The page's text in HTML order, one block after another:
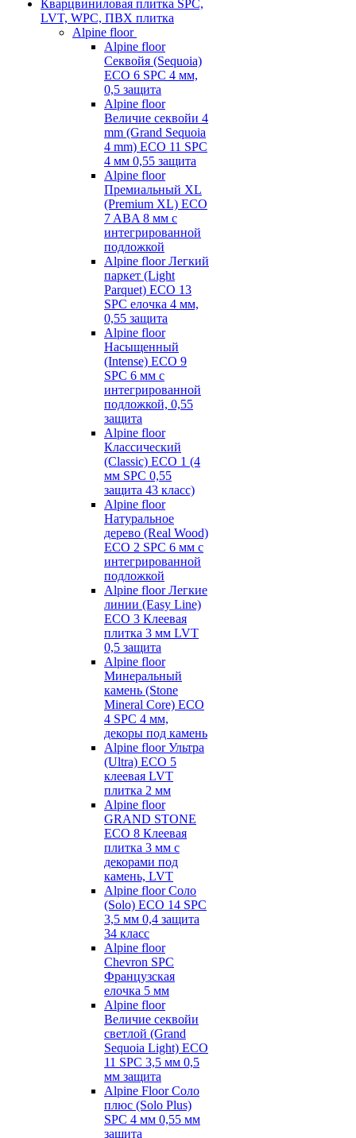
Кварцвиниловая плитка SPC,
LVT, WPC, ПВХ плитка
Alpine floor
Alpine floor
Секвойя (Sequoia)
ECO 6 SPC 4 мм,
0,5 защита
Alpine floor
Величие секвойи 4
mm (Grand Sequoia
4 mm) ECO 11 SPC
4 мм 0,55 защита
Alpine floor
Премиальный XL
(Premium XL) ECO
7 ABA 8 мм с
интегрированной
подложкой
Alpine floor Легкий
паркет (Light
Parquet) ECO 13
SPC елочка 4 мм,
0,55 защита
Alpine floor
Насыщенный
(Intense) ECO 9
SPC 6 мм с
интегрированной
подложкой, 0,55
защита
Alpine floor
Классический
(Classic) ECO 1 (4
мм SPC 0,55
защита 43 класс)
Alpine floor
Натуральное
дерево (Real Wood)
ECO 2 SPC 6 мм с
интегрированной
подложкой
Alpine floor Легкие
линии (Easy Line)
ECO 3 Клеевая
плитка 3 мм LVT
0,5 защита
Alpine floor
Минеральный
камень (Stone
Mineral Core) ECO
4 SPC 4 мм,
декоры под камень
Alpine floor Ультра
(Ultra) ECO 5
клеевая LVT
плитка 2 мм
Alpine floor
GRAND STONE
ECO 8 Клеевая
плитка 3 мм с
декорами под
камень, LVT
Alpine floor Соло
(Solo) ECO 14 SPC
3,5 мм 0,4 защита
34 класс
Alpine floor
Chevron SPC
Французская
елочка 5 мм
Alpine floor
Величие секвойи
светлой (Grand
Sequoia Light) ECO
11 SPC 3,5 мм 0,5
мм защита
Alpine Floor Соло
плюс (Solo Plus)
SPC 4 мм 0,55 мм
защита